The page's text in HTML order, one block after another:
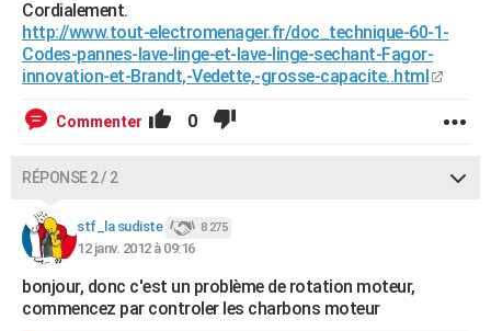
Cordialement.
http://www.tout-electromenager.fr/doc_technique-60-1-
Codes-pannes-lave-linge-et-lave-linge-sechant-Fagor-
innovation-et-Brandt,-Vedette,-grosse-capacite..html
Commenter 0
RÉPONSE 2 / 2
stf_la sudiste 8 275
12 janv. 2012 à 09:16
bonjour, donc c'est un problème de rotation moteur,
commencez par controler les charbons moteur